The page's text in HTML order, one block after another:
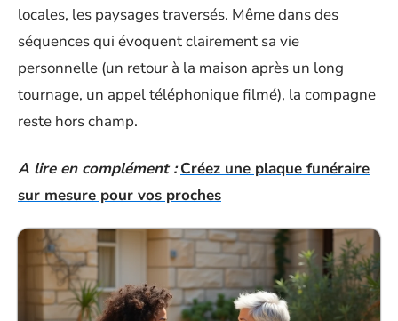
locales, les paysages traversés. Même dans des
séquences qui évoquent clairement sa vie
personnelle (un retour à la maison après un long
tournage, un appel téléphonique filmé), la compagne
reste hors champ.
A lire en complément : Créez une plaque funéraire
sur mesure pour vos proches